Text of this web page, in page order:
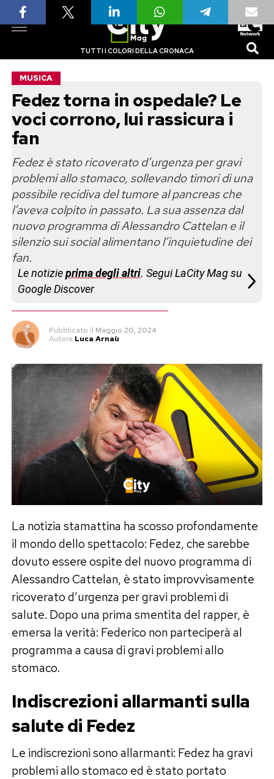
TUTTI I COLORI DELLA CRONACA
MUSICA
Fedez torna in ospedale? Le
voci corrono, lui rassicura i
fan
Fedez è stato ricoverato d’urgenza per gravi
problemi allo stomaco, sollevando timori di una
possibile recidiva del tumore al pancreas che
l’aveva colpito in passato. La sua assenza dal
nuovo programma di Alessandro Cattelan e il
silenzio sui social alimentano l’inquietudine dei
fan.
Le notizieprima degli altri. Segui LaCity Mag su
Google Discover
Pubblicato il Maggio 20, 2024
Autore Luca Arnaù
La notizia stamattina ha scosso profondamente
il mondo dello spettacolo: Fedez, che sarebbe
dovuto essere ospite del nuovo programma di
Alessandro Cattelan, è stato improvvisamente
ricoverato d’urgenza per gravi problemi di
salute. Dopo una prima smentita del rapper, è
emersa la verità: Federico non parteciperà al
programma a causa di gravi problemi allo
stomaco.
Indiscrezioni allarmanti sulla
salute di Fedez
Le indiscrezioni sono allarmanti: Fedez ha gravi
problemi allo stomaco ed è stato portato